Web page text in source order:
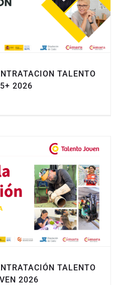
TALENTO
2026
TALENTO
2026